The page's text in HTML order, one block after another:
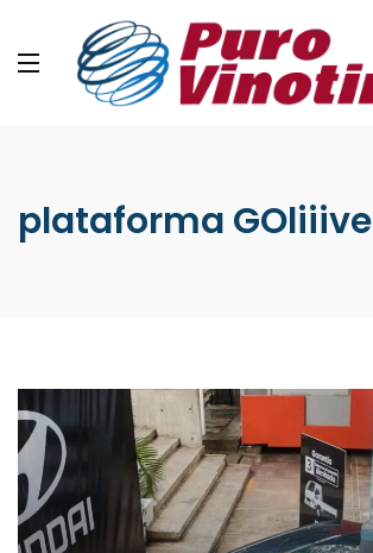
plataforma GOliiive